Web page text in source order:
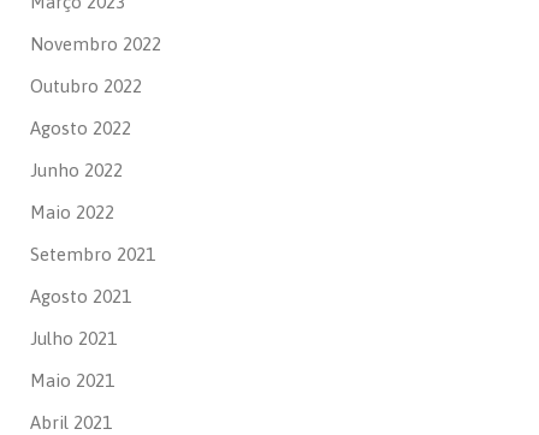
Novembro 2022
Outubro 2022
Agosto 2022
Junho 2022
Maio 2022
Setembro 2021
Agosto 2021
Julho 2021
Maio 2021
Abril 2021